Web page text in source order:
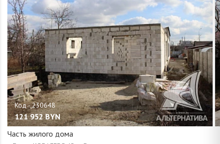
121 952 BYN
Часть жилого дома